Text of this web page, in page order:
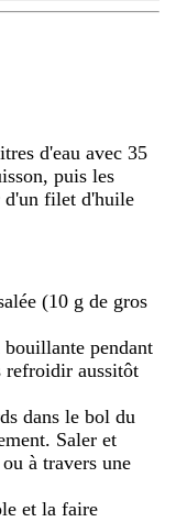
d'eau avec 35
puis les
d'un filet d'huile
(10 g de gros
bouillante pendant
refroidir aussitôt
dans le bol du
Saler et
à travers une
et la faire